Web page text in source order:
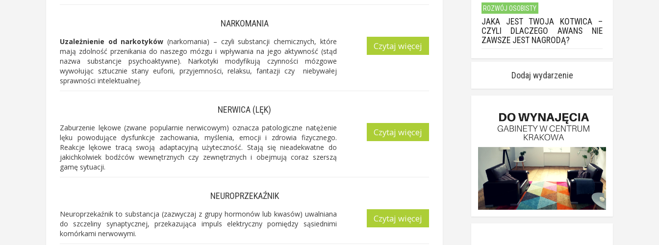
NARKOMANIA
Uzależnienie od narkotyków (narkomania) – czyli substancji chemicznych, które
mają zdolność przenikania do naszego mózgu i wpływania na jego aktywność (stąd
nazwa substancje psychoaktywne). Narkotyki modyfikują czynności mózgowe
wywołując sztucznie stany euforii, przyjemności, relaksu, fantazji czy niebywałej
sprawności intelektualnej.
Czytaj więcej
NERWICA (LĘK)
Zaburzenie lękowe (zwane popularnie nerwicowym) oznacza patologiczne natężenie
lęku powodujące dysfunkcje zachowania, myślenia, emocji i zdrowia fizycznego.
Reakcje lękowe tracą swoją adaptacyjną użyteczność. Stają się nieadekwatne do
jakichkolwiek bodźców wewnętrznych czy zewnętrznych i obejmują coraz szerszą
gamę sytuacji.
Czytaj więcej
NEUROPRZEKAŹNIK
Neuroprzekaźnik to substancja (zazwyczaj z grupy hormonów lub kwasów) uwalniana
do szczeliny synaptycznej, przekazująca impuls elektryczny pomiędzy sąsiednimi
komórkami nerwowymi.
Czytaj więcej
ROZWÓJ OSOBISTY
JAKA JEST TWOJA KOTWICA –
CZYLI DLACZEGO AWANS NIE
ZAWSZE JEST NAGRODĄ?
Dodaj wydarzenie